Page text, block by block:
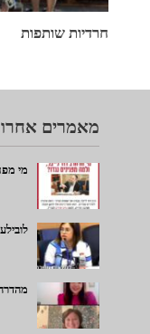
חרדיות שותפות
מאמרים
מי
מהדרה